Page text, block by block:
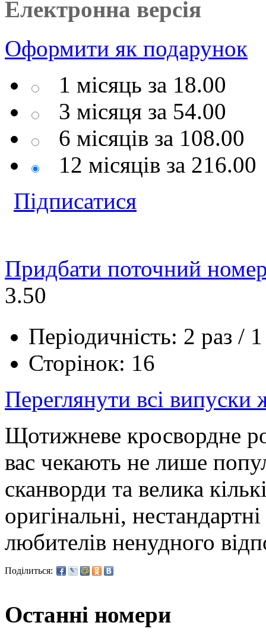
Електронна версія
Оформити як подарунок
1 місяць за 18.00
3 місяця за 54.00
6 місяців за 108.00
12 місяців за 216.00
Підписатися
Придбати поточний
3.50
Періодичність: 2 раз /
Сторінок: 16
Переглянути всі випуски
Щотижневе кросвордне
вас чекають не лише
сканворди та велика
оригінальні,
любителів ненудного
Поділиться:
Останні номери